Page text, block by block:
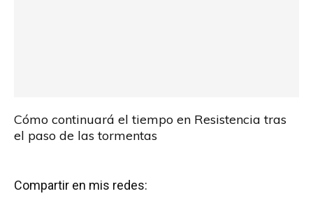
Cómo continuará el tiempo en Resistencia tras
el paso de las tormentas
Compartir en mis redes: